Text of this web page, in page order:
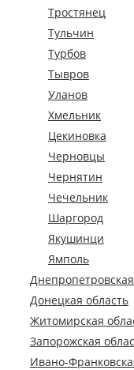
Тростянец
Тульчин
Турбов
Тывров
Уланов
Хмельник
Цекиновка
Черновцы
Чернятин
Чечельник
Шаргород
Якушинци
Ямполь
Донецкая область
Житомирская
Запорожская
Ивано-